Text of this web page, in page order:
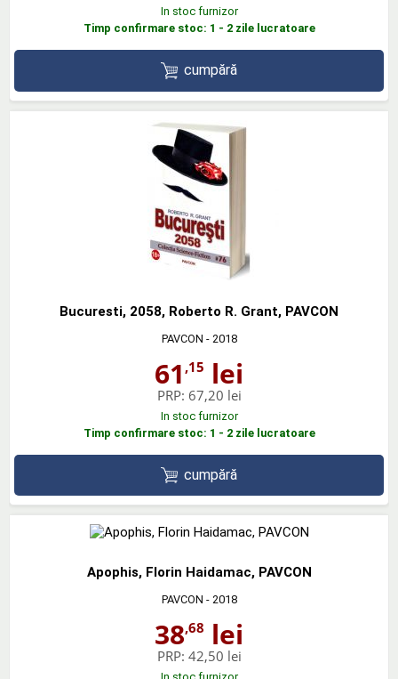
In stoc furnizor
Timp confirmare stoc: 1 - 2 zile lucratoare
cumpără
Bucuresti, 2058, Roberto R. Grant, PAVCON
PAVCON - 2018
61 ,15 lei
PRP: 67,20 lei
In stoc furnizor
Timp confirmare stoc: 1 - 2 zile lucratoare
cumpără
Apophis, Florin Haidamac, PAVCON
PAVCON - 2018
38,68 lei
PRP: 42,50 lei